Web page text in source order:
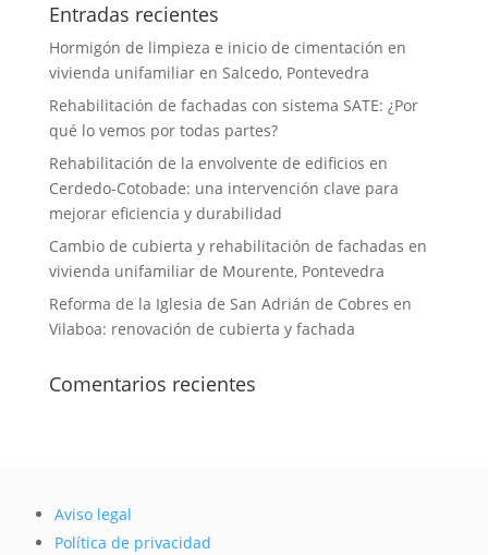
Entradas recientes
Hormigón de limpieza e inicio de cimentación en
vivienda unifamiliar en Salcedo, Pontevedra
Rehabilitación de fachadas con sistema SATE: ¿Por
qué lo vemos por todas partes?
Rehabilitación de la envolvente de edificios en
Cerdedo-Cotobade: una intervención clave para
mejorar eficiencia y durabilidad
Cambio de cubierta y rehabilitación de fachadas en
vivienda unifamiliar de Mourente, Pontevedra
Reforma de la Iglesia de San Adrián de Cobres en
Vilaboa: renovación de cubierta y fachada
Comentarios recientes
Aviso legal
Política de privacidad